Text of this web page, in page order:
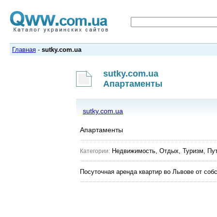
Главная - sutky.com.ua
sutky.com.ua
Апартаменты
sutky.com.ua
Апартаменты
Категории: Недвижимость, Отдых, Туризм,
Посуточная аренда квартир во Львове от